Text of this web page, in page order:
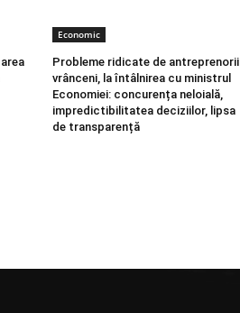
Economic
Probleme ridicate de antreprenorii
vrânceni, la întâlnirea cu ministrul
Economiei: concurența neloială,
impredictibilitatea deciziilor, lipsa
de transparență